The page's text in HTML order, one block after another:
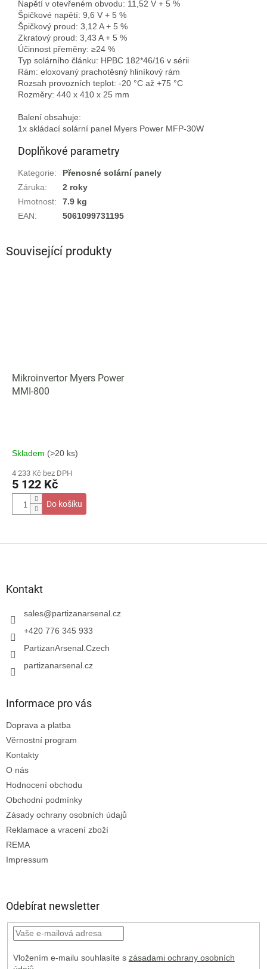
Napětí v otevřeném obvodu: 11,52 V + 5 %
Špičkové napětí: 9,6 V + 5 %
Špičkový proud: 3,12 A + 5 %
Zkratový proud: 3,43 A + 5 %
Účinnost přeměny: ≥24 %
Typ solárního článku: HPBC 182*46/16 v sérii
Rám: eloxovaný prachotěsný hliníkový rám
Rozsah provozních teplot: -20 °C až +75 °C
Rozměry: 440 x 410 x 25 mm
Balení obsahuje:
Doplňkové parametry
Kategorie:
Přenosné solární panely
Záruka:
2 roky
Hmotnost:
7.9 kg
EAN: 5061099731195
Související produkty
Mikroinvertor Myers Power
MMI-800
Skladem (>20 ks)
4 233 Kč bez DPH
5 122 Kč
Do košíku
Kontakt
sales@partizanarsenal.cz
+420 776 345 933
PartizanArsenal.Czech
partizanarsenal.cz
Informace pro vás
Doprava a platba
Věrnostní program
Kontakty
O nás
Hodnocení obchodu
Obchodní podmínky
Zásady ochrany osobních údajů
Reklamace a vracení zboží
REMA
Impressum
Odebírat newsletter
Vložením e-mailu souhlasíte s zásadami ochrany osobních